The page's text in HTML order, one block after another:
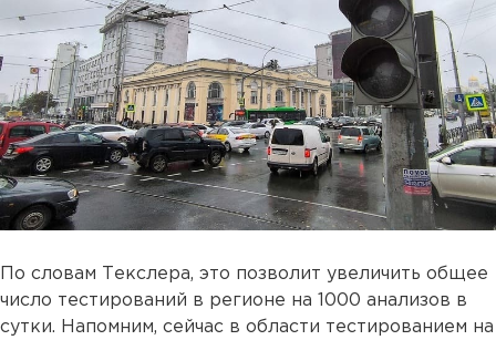
По словам Текслера, это позволит увеличить общее
число тестирований в регионе на 1000 анализов в
сутки. Напомним, сейчас в области тестированием на